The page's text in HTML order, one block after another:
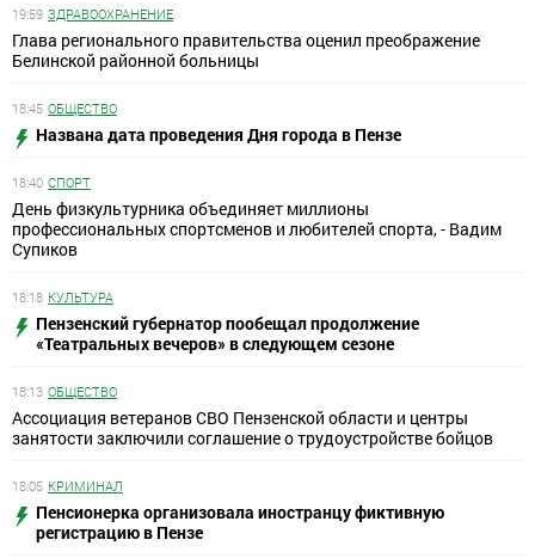
19:59 ЗДРАВООХРАНЕНИЕ
Глава регионального правительства оценил преображение
Белинской районной больницы
18:45 ОБЩЕСТВО
Названа дата проведения Дня города в Пензе
18:40 СПОРТ
День физкультурника объединяет миллионы
профессиональных спортсменов и любителей спорта, - Вадим
Супиков
18:18 КУЛЬТУРА
Пензенский губернатор пообещал продолжение
«Театральных вечеров» в следующем сезоне
18:13 ОБЩЕСТВО
Ассоциация ветеранов СВО Пензенской области и центры
занятости заключили соглашение о трудоустройстве бойцов
18:05 КРИМИНАЛ
Пенсионерка организовала иностранцу фиктивную
регистрацию в Пензе